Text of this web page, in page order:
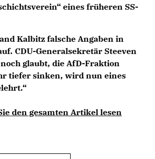
im Brandenburger Landtag
eines früheren SS-
Kalbitz falsche Angaben in
CDU-Generalsekretär Steeven
glaubt, die AfD-Fraktion
tiefer sinken, wird nun eines
den gesamten Artikel lesen